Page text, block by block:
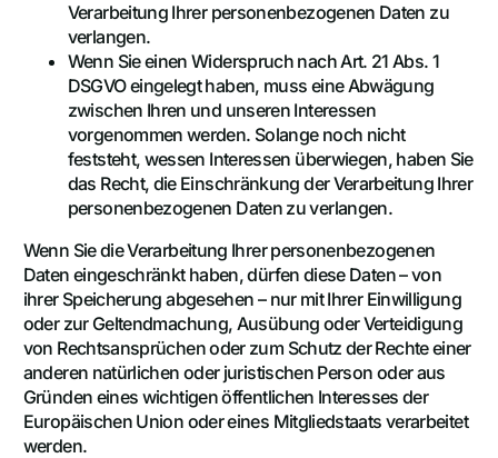
Verarbeitung Ihrer personenbezogenen Daten zu
verlangen.
Wenn Sie einen Widerspruch nach Art. 21 Abs. 1
DSGVO eingelegt haben, muss eine Abwägung
zwischen Ihren und unseren Interessen
vorgenommen werden. Solange noch nicht
feststeht, wessen Interessen überwiegen, haben Sie
das Recht, die Einschränkung der Verarbeitung Ihrer
personenbezogenen Daten zu verlangen.
Wenn Sie die Verarbeitung Ihrer personenbezogenen
Daten eingeschränkt haben, dürfen diese Daten – von
ihrer Speicherung abgesehen – nur mit Ihrer Einwilligung
oder zur Geltendmachung, Ausübung oder Verteidigung
von Rechtsansprüchen oder zum Schutz der Rechte einer
anderen natürlichen oder juristischen Person oder aus
Gründen eines wichtigen öffentlichen Interesses der
Europäischen Union oder eines Mitgliedstaats verarbeitet
werden.